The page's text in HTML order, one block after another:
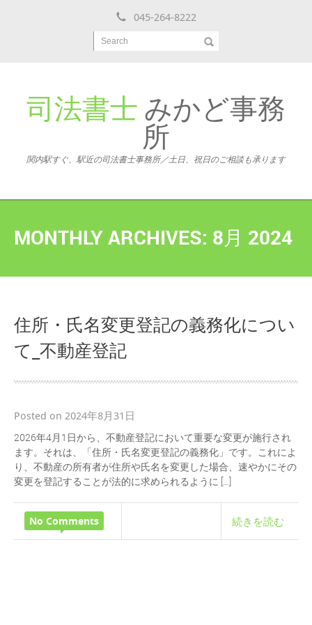
045-264-8222
Search
司法書士 みかど事務
所
関内駅すぐ、駅近の司法書士事務所／土日、祝日のご相談も承ります
MONTHLY ARCHIVES: 8月 2024
住所・氏名変更登記の義務化につい
て_不動産登記
Posted on 2024年8月31日
2026年4月1日から、不動産登記において重要な変更が施行され
ます。それは、「住所・氏名変更登記の義務化」です。これによ
り、不動産の所有者が住所や氏名を変更した場合、速やかにその
変更を登記することが法的に求められるように […]
No Comments 続きを読む